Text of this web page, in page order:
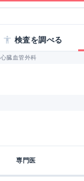
検査を調べる
心臓血管外科
専門医